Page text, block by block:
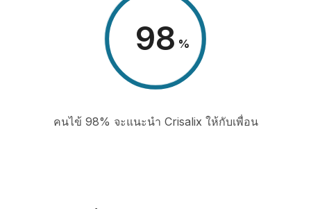
98 %
คนไข้ 98% จะแนะนำ Crisalix ให้กับเพื่อน